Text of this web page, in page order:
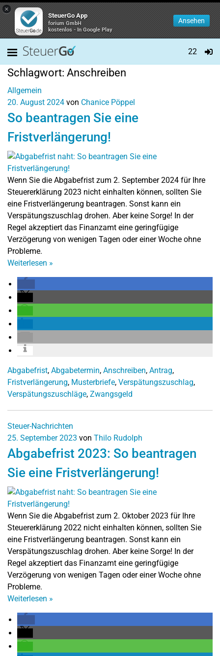
×
SteuerGo App
forium GmbH
kostenlos - In Google Play
Ansehen
22
Schlagwort: Anschreiben
Allgemein
20. August 2024 von Chanice Pöppel
So beantragen Sie eine
Fristverlängerung!
Wenn Sie die Abgabefrist zum 2. September 2024 für Ihre
Steuererklärung 2023 nicht einhalten können, sollten Sie
eine Fristverlängerung beantragen. Sonst kann ein
Verspätungszuschlag drohen. Aber keine Sorge! In der
Regel akzeptiert das Finanzamt eine geringfügige
Verzögerung von wenigen Tagen oder einer Woche ohne
Probleme.
Weiterlesen »
Abgabefrist, Abgabetermin, Anschreiben, Antrag,
Fristverlängerung, Musterbriefe, Verspätungszuschlag,
Verspätungszuschläge, Zwangsgeld
Steuer-Nachrichten
25. September 2023 von Thilo Rudolph
Abgabefrist 2023: So beantragen
Sie eine Fristverlängerung!
Wenn Sie die Abgabefrist zum 2. Oktober 2023 für Ihre
Steuererklärung 2022 nicht einhalten können, sollten Sie
eine Fristverlängerung beantragen. Sonst kann ein
Verspätungszuschlag drohen. Aber keine Sorge! In der
Regel akzeptiert das Finanzamt eine geringfügige
Verzögerung von wenigen Tagen oder einer Woche ohne
Probleme.
Weiterlesen »